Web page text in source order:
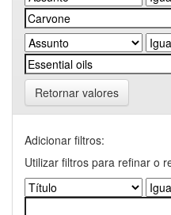
Retornar valores
Adicionar filtros:
Utilizar filtros para refinar o